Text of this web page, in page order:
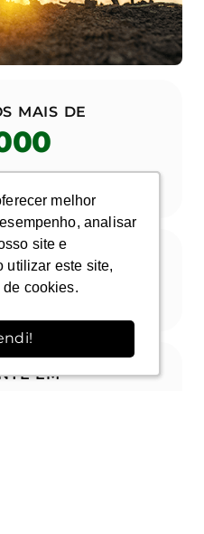
melhor
analisar
site e
utilizar este site,
cookies.
melhor
analisar
site e
utilizar este site,
cookies.
MAIS DE
EM